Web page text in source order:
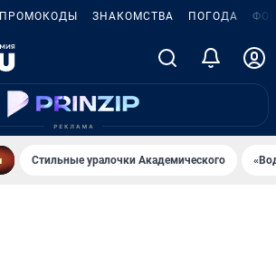
ПРОМОКОДЫ ЗНАКОМСТВА ПОГОДА
Стильные уралочки Академического